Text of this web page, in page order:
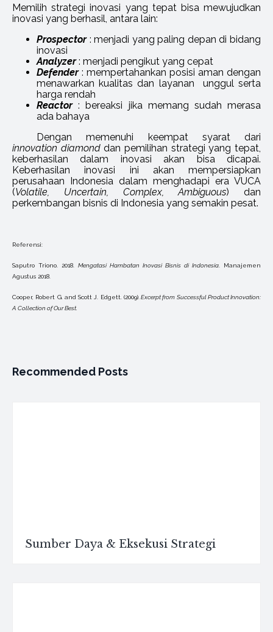
Memilih strategi inovasi yang tepat bisa mewujudkan
inovasi yang berhasil, antara lain:
Prospector: menjadi yang paling depan di bidang
inovasi
Analyzer: menjadi pengikut yang cepat
Defender: mempertahankan posisi aman dengan
menawarkan kualitas dan layanan unggul serta
harga rendah
Reactor: bereaksi jika memang sudah merasa
ada bahaya
Dengan memenuhi keempat syarat dari
innovation diamonddan pemilihan strategi yang tepat,
keberhasilan dalam inovasi akan bisa dicapai.
Keberhasilan inovasi ini akan mempersiapkan
perusahaan Indonesia dalam menghadapi era VUCA
(Volatile, Uncertain, Complex, Ambiguous) dan
perkembangan bisnis di Indonesia yang semakin pesat.
Referensi:
Saputro Triono. 2018. Mengatasi Hambatan Inovasi Bisnis di Indonesia . Manajemen
Agustus 2018.
Cooper, Robert G. and Scott J. Edgett. (2009). Excerpt from Successful Product Innovation:
A Collection of Our Best.
Recommended Posts
Sumber Daya & Eksekusi Strategi